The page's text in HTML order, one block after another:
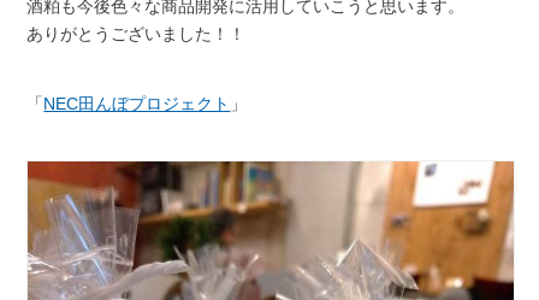
酒粕も今後色々な商品開発に活用していこうと思います。
ありがとうございました！！
「NEC田んぼプロジェクト 」